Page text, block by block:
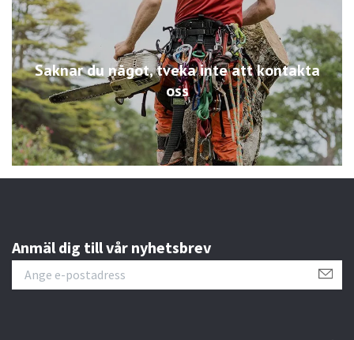
Saknar du något, tveka inte att kontakta
oss
Anmäl dig till vår nyhetsbrev